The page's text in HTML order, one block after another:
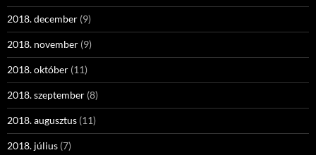
2018. december (9)
2018. november (9)
2018. október (11)
2018. szeptember (8)
2018. augusztus (11)
2018. július (7)